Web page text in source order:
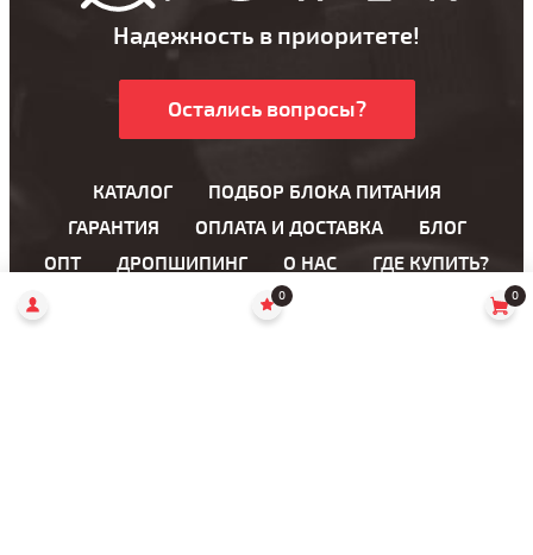
0 0
Надежность в приоритете!
Остались вопросы?
КАТАЛОГ
ПОДБОР БЛОКА ПИТАНИЯ
ГАРАНТИЯ
ОПЛАТА И ДОСТАВКА
БЛОГ
ОПТ
ДРОПШИПИНГ О НАС ГДЕ КУПИТЬ?
Блоки питания для ноутбука